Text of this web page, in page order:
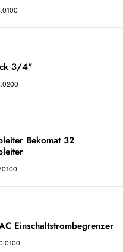
3/4"
Bekomat 32
Einschaltstrombegrenzer